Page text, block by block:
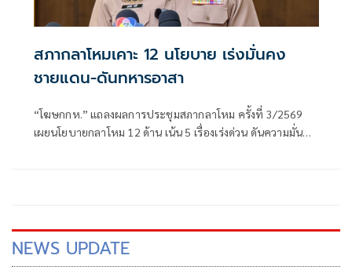
สภากลาโหมเคาะ 12 นโยบาย เร่งมั่นคง
ชายแดน-ดันทหารอาสา
“โฆษกกห.” แถลงผลการประชุมสภากลาโหม ครั้งที่ 3/2569
เผยนโยบายกลาโหม 12 ด้าน เน้น 5 เรื่องเร่งด่วน ดันความมั่นคง
NEWS UPDATE